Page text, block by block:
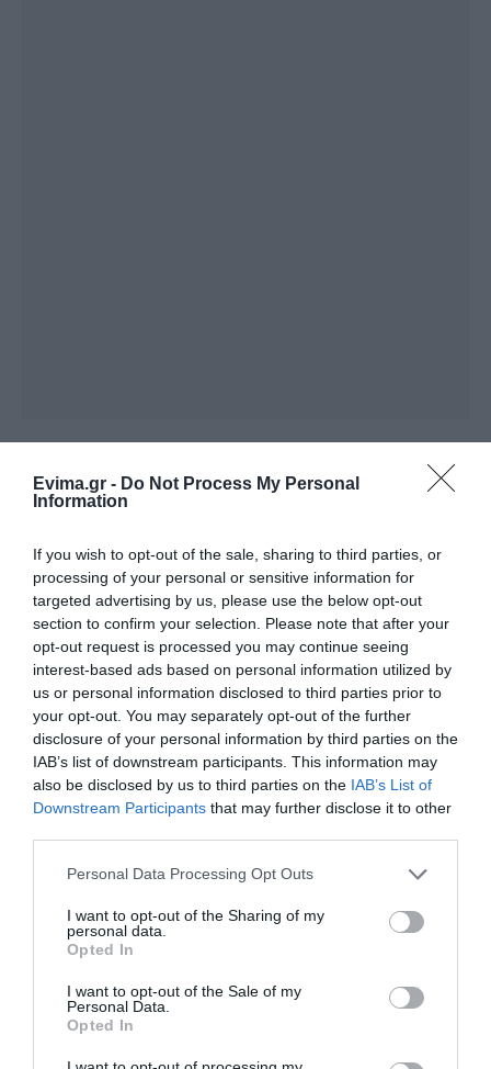
Evima.gr - Do Not Process My Personal
Information
If you wish to opt-out of the sale, sharing to third parties, or
processing of your personal or sensitive information for
targeted advertising by us, please use the below opt-out
section to confirm your selection. Please note that after your
opt-out request is processed you may continue seeing
interest-based ads based on personal information utilized by
us or personal information disclosed to third parties prior to
your opt-out. You may separately opt-out of the further
disclosure of your personal information by third parties on the
IAB’s list of downstream participants. This information may
also be disclosed by us to third parties on the IAB’s List of
Downstream Participants that may further disclose it to other
Please note that this website/app uses one or more Google
not limited to your visit or usage behaviour. You may click to
grant or deny consent to Google and its third-party tags to
use your data for below specified purposes in below Google
consent section.
Personal Data Processing Opt Outs
I want to opt-out of the Sharing of my
personal data.
Opted In
I want to opt-out of the Sale of my
Personal Data.
Opted In
Φωτιά στη Σκύρο: Χωρίς ενεργό μέτωπο –
Παραμένουν ισχυρές δυνάμεις της
Πυροσβεστικής
Συνελήφθη 63χρονη για τη φωτιά στη Σκύρο
Φωτιά στη Σκύρο: Δύσκολη νύχτα για την
Καλαμίτσα – Νέες εικόνες και βίντεο
Σοκ στην Εύβοια με την κοπέλα που έπεσε από
την γέφυρα: Τα νεότερα για την υγεία της
Ακολουθήστε το evima.gr στοGoogle News
Διαβάστε όλες τιςειδήσεις για την Εύβοια
Διαβάστε όλες τιςτελευταίες ειδήσεις
για την
Ελλάδα
και τον Κόσμο στο evima.gr
TAGS: ΕΙΔΗΣΕΙΣ
ΡΟΗ ΕΙΔΗΣΕΩΝ
μέτωπο – Παραμένουν ισχυρές